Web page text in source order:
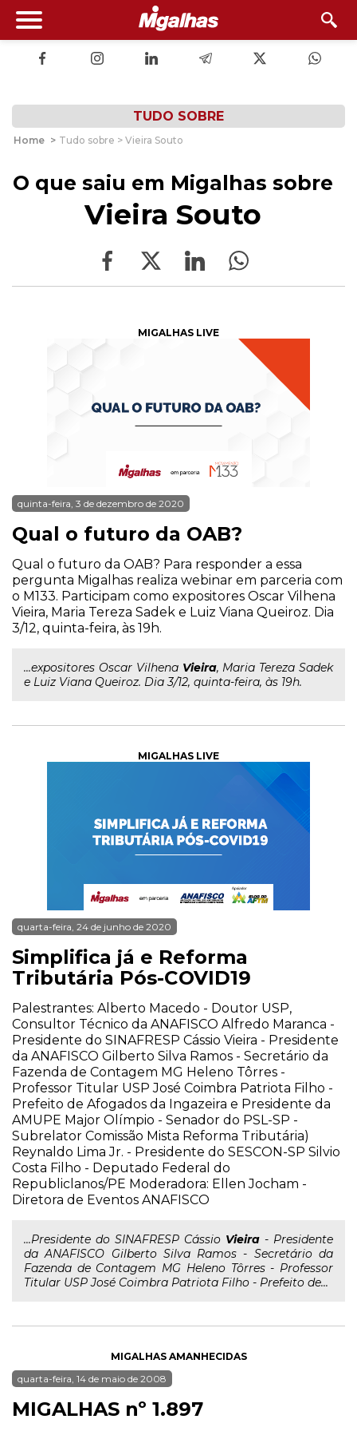
TUDO SOBRE
Home > Tudo sobre > Vieira Souto
O que saiu em Migalhas sobre
Vieira Souto
MIGALHAS LIVE
quinta-feira, 3 de dezembro de 2020
Qual o futuro da OAB?
Qual o futuro da OAB? Para responder a essa
pergunta Migalhas realiza webinar em parceria com
o M133. Participam como expositores Oscar Vilhena
Vieira, Maria Tereza Sadek e Luiz Viana Queiroz. Dia
3/12, quinta-feira, às 19h.
...expositores Oscar Vilhena Vieira, Maria Tereza Sadek
e Luiz Viana Queiroz. Dia 3/12, quinta-feira, às 19h.
MIGALHAS LIVE
quarta-feira, 24 de junho de 2020
Simplifica já e Reforma
Tributária Pós-COVID19
Palestrantes: Alberto Macedo - Doutor USP,
Consultor Técnico da ANAFISCO Alfredo Maranca -
Presidente do SINAFRESP Cássio Vieira - Presidente
da ANAFISCO Gilberto Silva Ramos - Secretário da
Fazenda de Contagem MG Heleno Tôrres -
Professor Titular USP José Coimbra Patriota Filho -
Prefeito de Afogados da Ingazeira e Presidente da
AMUPE Major Olímpio - Senador do PSL-SP -
Subrelator Comissão Mista Reforma Tributária)
Reynaldo Lima Jr. - Presidente do SESCON-SP Silvio
Costa Filho - Deputado Federal do
Republiclanos/PE Moderadora: Ellen Jocham -
Diretora de Eventos ANAFISCO
...Presidente do SINAFRESP Cássio Vieira - Presidente
da ANAFISCO Gilberto Silva Ramos - Secretário da
Fazenda de Contagem MG Heleno Tôrres - Professor
Titular USP José Coimbra Patriota Filho - Prefeito de...
MIGALHAS AMANHECIDAS
quarta-feira, 14 de maio de 2008
MIGALHAS nº 1.897